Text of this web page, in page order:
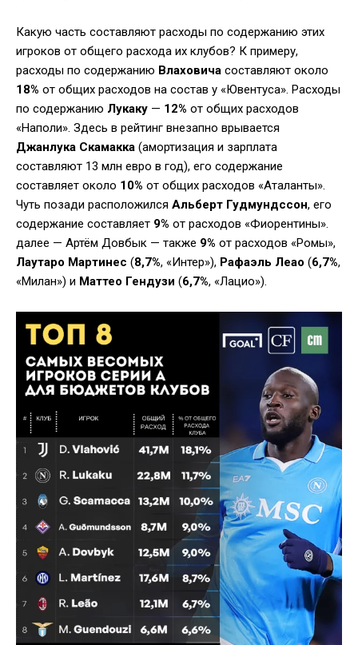
Какую часть составляют расходы по содержанию этих
игроков от общего расхода их клубов? К примеру,
расходы по содержанию Влаховича составляют около
18% от общих расходов на состав у «Ювентуса». Расходы
по содержанию Лукаку — 12% от общих расходов
«Наполи». Здесь в рейтинг внезапно врывается
Джанлука Скамакка (амортизация и зарплата
составляют 13 млн евро в год), его содержание
составляет около 10% от общих расходов «Аталанты».
Чуть позади расположился Альберт Гудмундссон, его
содержание составляет 9% от расходов «Фиорентины».
далее — Артём Довбык — также 9% от расходов «Ромы»,
Лаутаро Мартинес (8,7%, «Интер»), Рафаэль Леао (6,7%,
«Милан») и Маттео Гендузи (6,7%, «Лацио»).